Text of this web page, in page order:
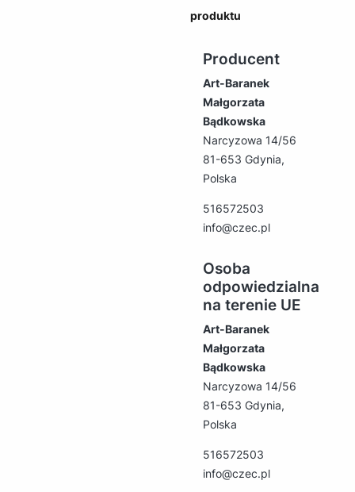
produktu
Producent
Art-Baranek
Małgorzata
Bądkowska
Narcyzowa 14/56
81-653 Gdynia,
Polska
516572503
info@czec.pl
Osoba
odpowiedzialna
na terenie UE
Art-Baranek
Małgorzata
Bądkowska
Narcyzowa 14/56
81-653 Gdynia,
Polska
516572503
info@czec.pl